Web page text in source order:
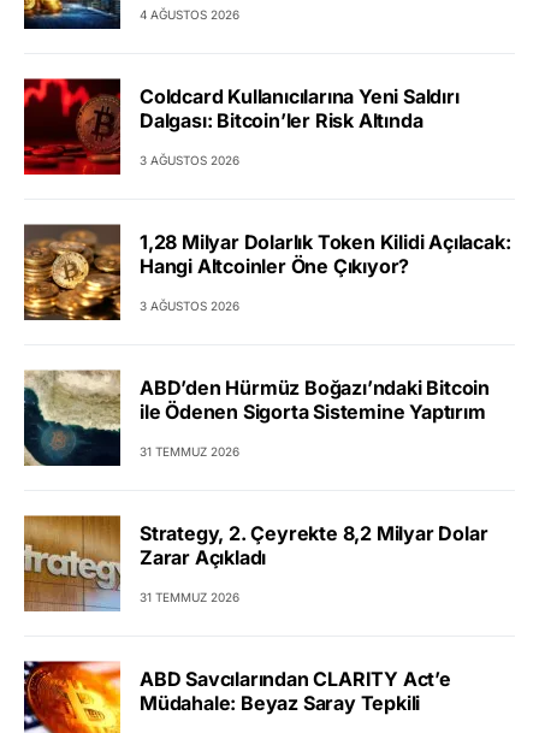
4 AĞUSTOS 2026
Coldcard Kullanıcılarına Yeni Saldırı
Dalgası: Bitcoin’ler Risk Altında
3 AĞUSTOS 2026
1,28 Milyar Dolarlık Token Kilidi Açılacak:
Hangi Altcoinler Öne Çıkıyor?
3 AĞUSTOS 2026
ABD’den Hürmüz Boğazı’ndaki Bitcoin
ile Ödenen Sigorta Sistemine Yaptırım
31 TEMMUZ 2026
Strategy, 2. Çeyrekte 8,2 Milyar Dolar
Zarar Açıkladı
31 TEMMUZ 2026
ABD Savcılarından CLARITY Act’e
Müdahale: Beyaz Saray Tepkili